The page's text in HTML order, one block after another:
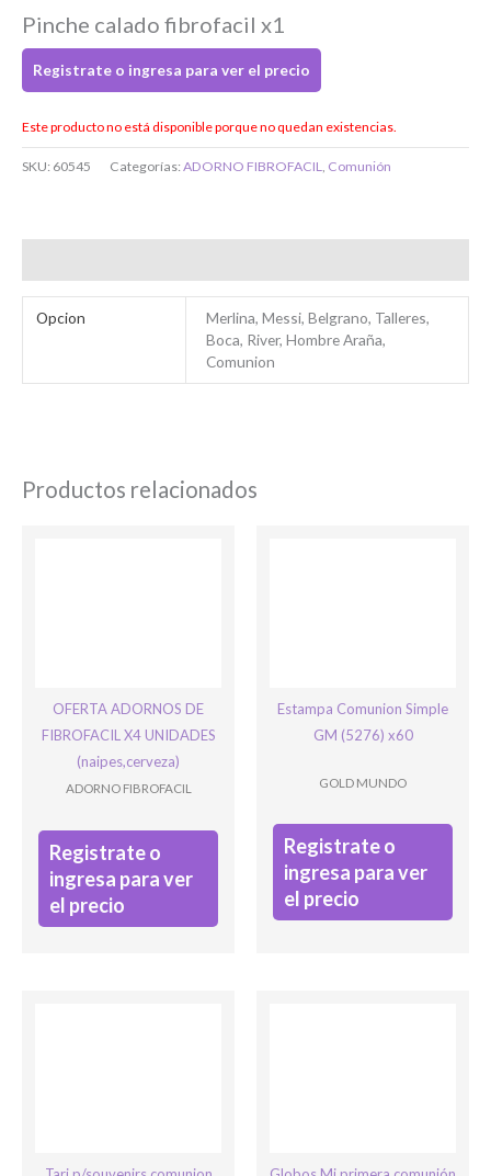
Pinche calado fibrofacil x1
Registrate o ingresa para ver el precio
Este producto no está disponible porque no quedan existencias.
SKU: 60545 Categorías:ADORNO FIBROFACIL Comunión
Opcion
Merlina, Messi, Belgrano, Talleres,
Boca, River, Hombre Araña,
Comunion
Productos relacionados
OFERTA ADORNOS DE
FIBROFACIL X4 UNIDADES
(naipes,cerveza)
ADORNO FIBROFACIL
Registrate o
ingresa para ver
el precio
Estampa Comunion Simple
GM (5276) x60
GOLD MUNDO
Registrate o
ingresa para ver
el precio
Toca para ingresar
O completa el Formulario de registro
Bienvenido/a